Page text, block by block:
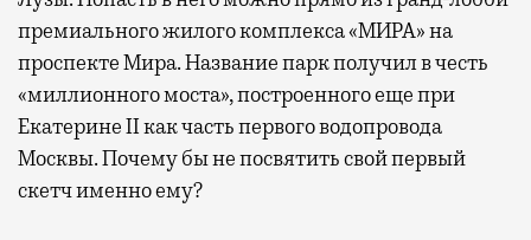
премиального жилого комплекса «МИРА» на
проспекте Мира. Название парк получил в честь
«миллионного моста», построенного еще при
Екатерине II как часть первого водопровода
Москвы. Почему бы не посвятить свой первый
скетч именно ему?